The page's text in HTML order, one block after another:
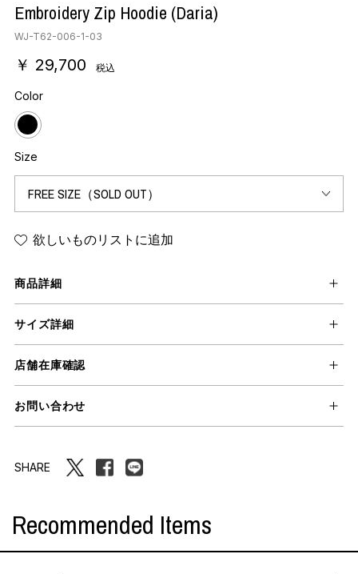
Embroidery Zip Hoodie (Daria)
WJ-T62-006-1-03
￥ 29,700 税込
Color
Size
欲しいものリストに追加
商品詳細
サイズ詳細
店舗在庫確認
お問い合わせ
SHARE
Recommended Items